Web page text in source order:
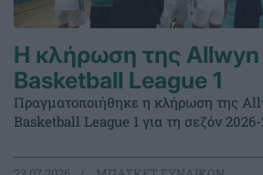
Η κλήρωση της Allwyn
Basketball League 1
Πραγματοποιήθηκε η κλήρωση της
Basketball League 1 για τη σεζόν